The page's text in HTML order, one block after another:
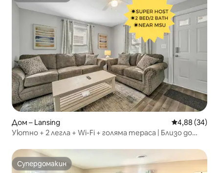
Дом – Lansing Средна
4,88 (34)
Уютно + 2 легла + Wi-Fi + голяма тераса | Близо до
Супердомакин
Супердомакин